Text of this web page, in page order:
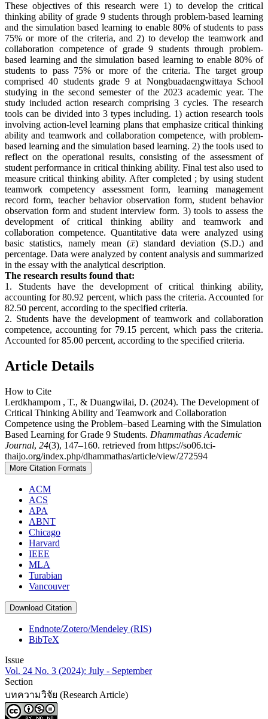
These objectives of this research were 1) to develop the critical
thinking ability of grade 9 students through problem-based learning
and the simulation based learning to enable 80% of students to pass
75% or more of the criteria, and 2) to develop the teamwork and
collaboration competence of grade 9 students through problem-
based learning and the simulation based learning to enable 80% of
students to pass 75% or more of the criteria. The target group
comprised 40 students grade 9 at Nongbuadaengwittaya School
studying in the second semester of the 2023 academic year. The
study included action research comprising 3 cycles. The research
tools can be divided into 3 types including. 1) action research tools
involving action-level learning plans that emphasize critical thinking
ability and teamwork and collaboration competence, with problem-
based learning and the simulation based learning. 2) the tools used to
reflect on the operational results, consisting of the assessment of
student performance in critical thinking ability. Final test also used to
measure critical thinking ability. After completed ; by using student
teamwork competency assessment form, learning management
record form, teacher behavior observation form, student behavior
observation form and student interview form. 3) tools to assess the
development of critical thinking ability and teamwork and
collaboration competence. Quantitative data were analyzed using
basic statistics, namely mean ( ) standard deviation (S.D.) and
percentage. Data were analyzed by content analysis and summarized
in the essay with the analytical description.
The research results found that:
1. Students have the development of critical thinking ability,
accounting for 80.92 percent, which pass the criteria. Accounted for
82.50 percent, according to the specified criteria.
2. Students have the development of teamwork and collaboration
competence, accounting for 79.15 percent, which pass the criteria.
Accounted for 85.00 percent, according to the specified criteria.
Article Details
How to Cite
Lerdkhampom , T., & Duangwilai, D. (2024). The Development of
Critical Thinking Ability and Teamwork and Collaboration
Competence using the Problem–based Learning with the Simulation
Based Learning for Grade 9 Students. Dhammathas Academic
Journal, 24(3), 147–160. retrieved from https://so06.tci-
thaijo.org/index.php/dhammathas/article/view/272594
More Citation Formats
ACM
ACS
APA
ABNT
Chicago
Harvard
IEEE
MLA
Turabian
Vancouver
Download Citation
Endnote/Zotero/Mendeley (RIS)
BibTeX
Issue
Vol. 24 No. 3 (2024): July - September
Section
บทความวิจัย (Research Article)